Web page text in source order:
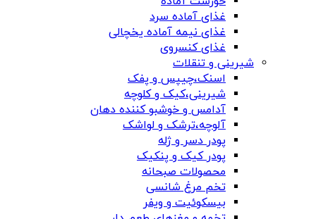
غذای آماده سرد
غذای نیمه آماده یخچالی
غذای کنسروی
شیرینی و تنقلات
اسنک،چیپس و پفک
شیرینی،کیک و کلوچه
آدامس و خوشبو کننده دهان
آلوچه،ترشک و لواشک
پودر دسر و ژله
پودر کیک و پنکیک
محصولات صبحانه
تخم مرغ شانسی
بیسکوئیت و ویفر